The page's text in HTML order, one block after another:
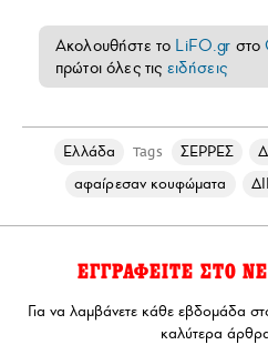
Ακολουθήστε το LiFO.gr στο
πρώτοι όλες τις ειδήσεις
Ελλάδα Tags ΣΕΡΡΕΣ
αφαίρεσαν κουφώματα
ΕΓΓΡΑΦΕΙΤΕ ΣΤΟ
Για να λαμβάνετε κάθε εβδομάδα
καλύτερα